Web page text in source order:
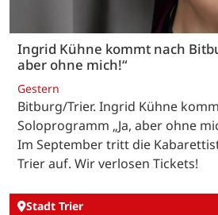
Ingrid Kühne kommt nach
aber ohne mich!“
Gestern
Bitburg/Trier. Ingrid Kühne
Soloprogramm „Ja, aber ohne
Im September tritt die
Trier auf. Wir verlosen Tickets!
Stadt Trier